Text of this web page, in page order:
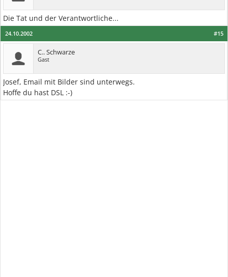
Die Tat und der Verantwortliche...
#15
24.10.2002
C.. Schwarze
Gast
Josef, Email mit Bilder sind unterwegs.
Hoffe du hast DSL :-)